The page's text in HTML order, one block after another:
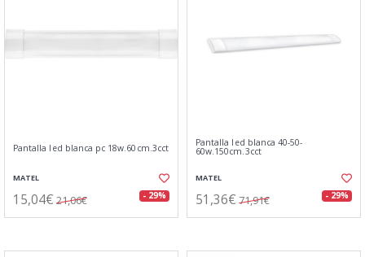
Pantalla led blanca pc 18w.60cm.3cct
MATEL
15,04€ 21,06€ - 29%
Pantalla led blanca 40-50-
60w.150cm.3cct
MATEL
51,36€ 71,91€ - 29%